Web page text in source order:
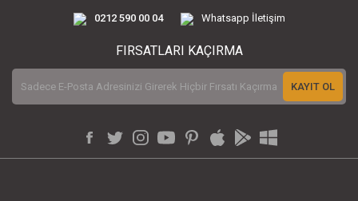
0212 590 00 04 Whatsapp İletişim
FIRSATLARI KAÇIRMA
KAYIT OL